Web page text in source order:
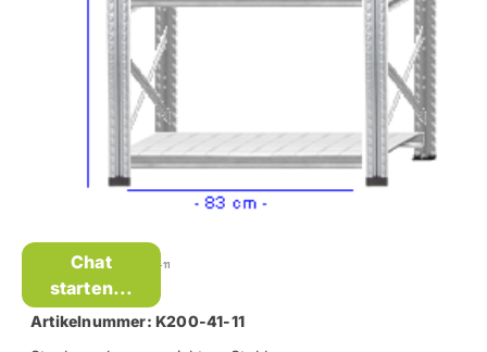
Kellerregal Super 1 - K200-41-11
Artikelnummer: K200-41-11
Chat
starten...